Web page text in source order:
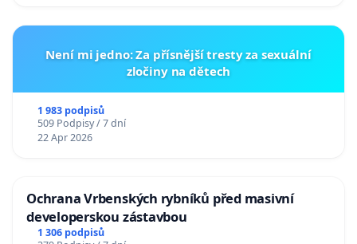
Není mi jedno: Za přísnější tresty za sexuální
zločiny na dětech
1 983 podpisů
509 Podpisy / 7 dní
22 Apr 2026
Ochrana Vrbenských rybníků před masivní
developerskou zástavbou
1 306 podpisů